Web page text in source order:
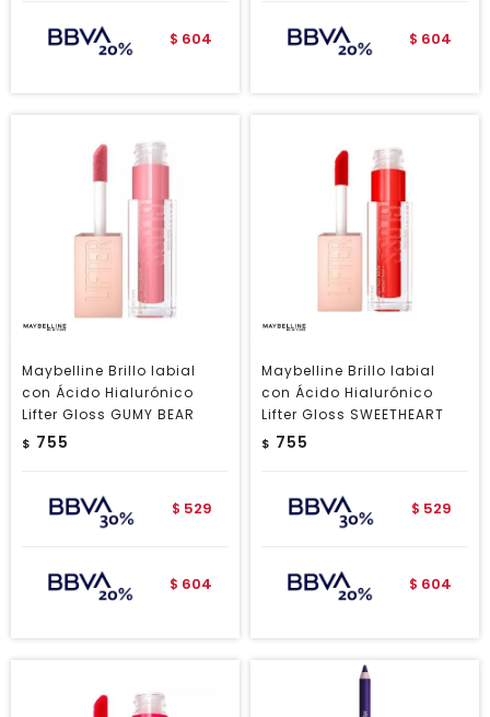
$ 604 $ 604
Maybelline Brillo labial
con Ácido Hialurónico
Lifter Gloss GUMY BEAR
$ 755
$ 529
$ 604
Maybelline Brillo labial
con Ácido Hialurónico
Lifter Gloss SWEETHEART
$ 755
$ 529
$ 604